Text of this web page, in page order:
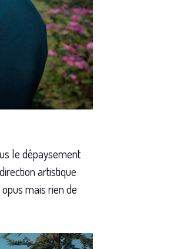
le dépaysement
artistique
mais rien de